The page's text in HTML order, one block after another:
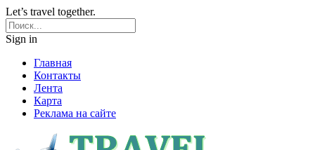
Let’s travel together.
Sign in
Главная
Контакты
Лента
Карта
Реклама на сайте